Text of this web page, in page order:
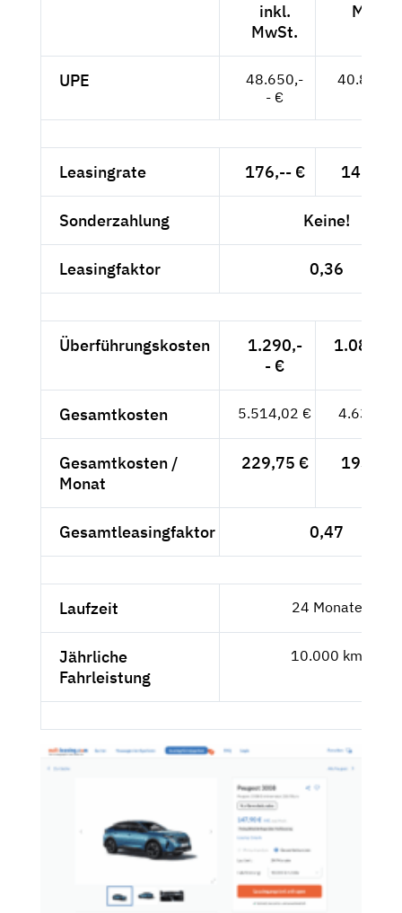
inkl.
MwSt.
MwSt.
UPE
48.650,-
- €
Leasingrate 176,-- € 147,90
Sonderzahlung Keine!
Leasingfaktor 0,36
Überführungskosten
1.290,-
- €
Gesamtkosten 5.514,02 € 4.633,63
Gesamtkosten /
Monat
229,75 € 193,07
Gesamtleasingfaktor 0,47
Laufzeit 24 Monate
Jährliche
Fahrleistung
10.000 km